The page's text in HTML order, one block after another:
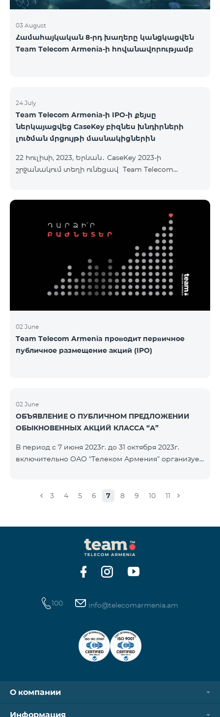
03 August
Համահայկական 8-րդ խաղերը կանցկացվեն
Team Telecom Armenia-ի հովանավորությամբ
24 July
Team Telecom Armenia-ի IPO-ի քեյսը
ներկայացվեց CaseKey բիզնես խնդիրների
լուծման մրցույթի մասնակիցներին
22 հուլիսի, 2023, Երևան․ CaseKey 2023-ի
շրջանակում տեղի ունեցավ Team Telecom
երիտասարդներ ծանոթացան առաջնային
հրապարակային տեղաբաշխման բոլոր
մանրամասներին ու թիմերին տրամադրվեց
ընկերության զարգացման ռազմավարական
խնդիրը։ Լուծումներ առաջարկելու համար թիմերն
ունենալու են ընդամենը 72 ժամ։ Հաջողություն
մաղթելով մրցույթի մասնակիցներին Team
Telecom Armenia-ի գլխավոր տնօրեն Հայկ
Եսայանը նշեց, որ
02 June
Team Telecom Armenia проводит первичное
публичное размещение акций (IPO)
02 June
ОБЪЯВЛЕНИЕ О ПУБЛИЧНОМ ПРЕДЛОЖЕНИИ
ОБЫКНОВЕННЫХ АКЦИЙ КЛАССА “А”
В период с 7 июня 2023г. до 31 октября 2023г.
включительно ОАО “Телеком Армения” организует
ЭМИТЕНТ ОАО “ТЕЛЕКОМ АРМЕНИЯ” ТИП
СУММА 8,240,000,000 драмов МИНИМАЛЬНЫЙ
ОБЬЕМ ПОКУПКИ 200 МИНИМАЛЬНАЯ СУММА
ПОКУПКИ 41,200 драмов ОРГАНИЗАТОР
3 4 5 6 7 8 9 10 11
100 info@telecomarmenia.am
О компании
Информация